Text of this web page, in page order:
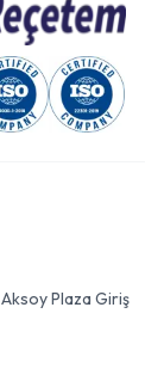
Plaza Giriş